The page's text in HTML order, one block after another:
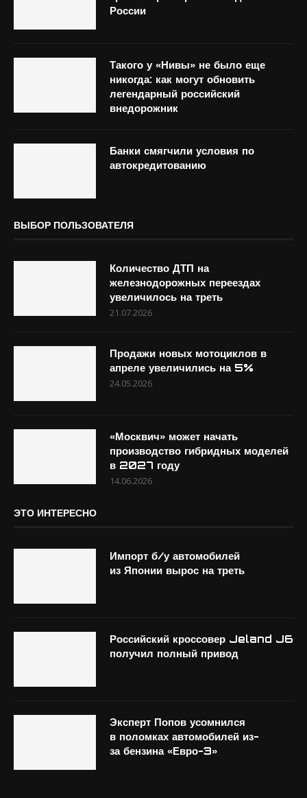
России
Такого у «Нивы» не было еще
никогда: как могут обновить
легендарный российский
внедорожник
Банки смягчили условия по
автокредитованию
ВЫБОР ПОЛЬЗОВАТЕЛЯ
Количество ДТП на
железнодорожных переездах
увеличилось на треть
21.07.2026
Продажи новых мотоциклов в
апреле увеличились на 5%
24.05.2026
«Москвич» может начать
производство гибридных моделей
в 2027 году
14.06.2026
ЭТО ИНТЕРЕСНО
Импорт б/у автомобилей
из Японии вырос на треть
Российский кроссовер Jeland J6
получил полный привод
Эксперт Попов усомнился
в поломках автомобилей из-
за бензина «Евро-3»